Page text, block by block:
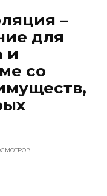
–
для
и
со